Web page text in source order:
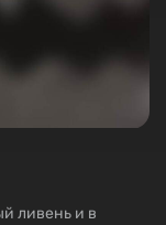
ливень и в